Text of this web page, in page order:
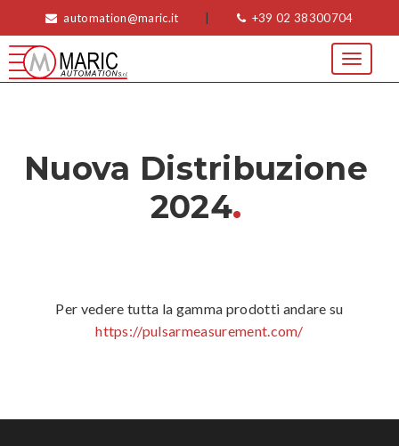
automation@maric.it +39 02 38300704
Toggle
Nuova Distribuzione
2024.
Per vedere tutta la gamma prodotti andare su
https://pulsarmeasurement.com/